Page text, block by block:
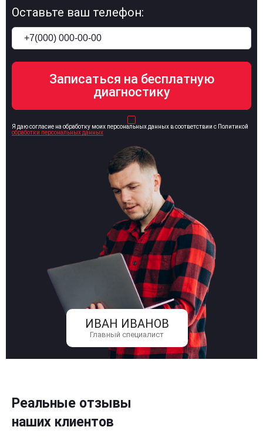
ИВАН ИВАНОВ
Главный специалист
Оставьте ваш телефон:
Я даю согласие на обработку моих персональных данных в соответствии с Политикой
обработки персональных данных
Реальные отзывы
наших клиентов